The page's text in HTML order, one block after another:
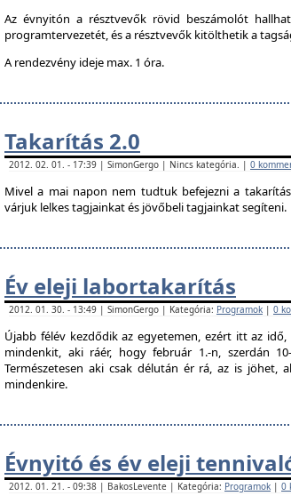
Az évnyitón a résztvevők rövid beszámolót
programtervezetét, és a résztvevők kitölthetik a
A rendezvény ideje max. 1 óra.
Takarítás 2.0
2012. 02. 01. - 17:39 | SimonGergo | Nincs kategória. | 0
Mivel a mai napon nem tudtuk befejezni a
várjuk lelkes tagjainkat és jövőbeli tagjainkat segíteni.
Év eleji labortakarítás
2012. 01. 30. - 13:49 | SimonGergo | Kategória: Programok | 0
Újabb félév kezdődik az egyetemen, ezért itt az
mindenkit, aki ráér, hogy február 1.-n, szerdán
Természetesen aki csak délután ér rá, az is jöhet,
mindenkire.
Évnyitó és év eleji
2012. 01. 21. - 09:38 | BakosLevente | Kategória: Programok | 0